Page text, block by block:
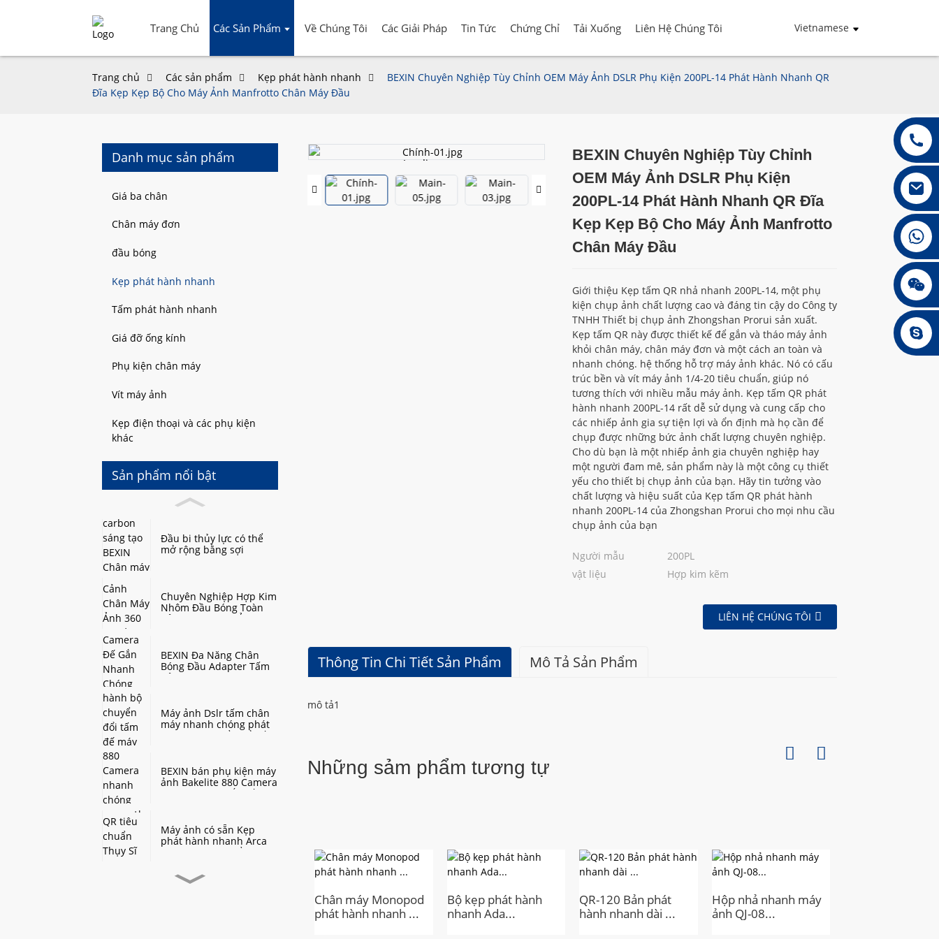
Trang Chủ Các Sản Phẩm Về Chúng Tôi Các Giải Pháp Tin Tức Chứng Chỉ Tải Xuống Liên Hệ Chúng Tôi Vietnamese
+86 13432147367
Trang chủ Các sản phẩm Kẹp phát hành nhanh
BEXIN Chuyên Nghiệp Tùy Chỉnh OEM Máy Ảnh DSLR Phụ Kiện 200PL-14 Phát Hành Nhanh QR
Đĩa Kẹp Kẹp Bộ Cho Máy Ảnh Manfrotto Chân Máy Đầu
Danh mục sản phẩm
Giá ba chân
Chân máy đơn
đầu bóng
Kẹp phát hành nhanh
Tấm phát hành nhanh
Giá đỡ ống kính
Phụ kiện chân máy
Vít máy ảnh
Kẹp điện thoại và các phụ kiện
khác
Sản phẩm nổi bật
Đầu bi thủy lực có thể
mở rộng bằng sợi
ghi âm
Chuyên Nghiệp Hợp Kim
Nhôm Đầu Bóng Toàn
Cảnh Chân Máy Ảnh 360
Thuật Số
BEXIN Đa Năng Chân
Bóng Đầu Adapter Tấm
Bảng Arca Swis Camera
Ảnh Benro Sirui QZSD
Máy ảnh Dslr tấm chân
máy nhanh chóng phát
hành bộ chuyển đổi tấm
sĩ bóng đầu chân máy
BEXIN bán phụ kiện máy
ảnh Bakelite 880 Camera
nhanh chóng gắn tấm
Máy ảnh có sẵn Kẹp
phát hành nhanh Arca
Kẹp QR tiêu chuẩn Thụy
dụng cho máy ảnh kỹ
thuật số DSLR SLR
BEXIN Đa Năng Chân
Loading...
Loading... Loading...
Loading... Loading...
Loading... Loading...
Loading...
BEXIN Chuyên Nghiệp Tùy Chỉnh
OEM Máy Ảnh DSLR Phụ Kiện
200PL-14 Phát Hành Nhanh QR Đĩa
Kẹp Kẹp Bộ Cho Máy Ảnh Manfrotto
Chân Máy Đầu
Giới thiệu Kẹp tấm QR nhả nhanh 200PL-14, một phụ
kiện chụp ảnh chất lượng cao và đáng tin cậy do Công ty
TNHH Thiết bị chụp ảnh Zhongshan Prorui sản xuất.
Kẹp tấm QR này được thiết kế để gắn và tháo máy ảnh
khỏi chân máy, chân máy đơn và một cách an toàn và
nhanh chóng. hệ thống hỗ trợ máy ảnh khác. Nó có cấu
trúc bền và vít máy ảnh 1/4-20 tiêu chuẩn, giúp nó
tương thích với nhiều mẫu máy ảnh. Kẹp tấm QR phát
hành nhanh 200PL-14 rất dễ sử dụng và cung cấp cho
các nhiếp ảnh gia sự tiện lợi và ổn định mà họ cần để
chụp được những bức ảnh chất lượng chuyên nghiệp.
Cho dù bạn là một nhiếp ảnh gia chuyên nghiệp hay
một người đam mê, sản phẩm này là một công cụ thiết
yếu cho thiết bị chụp ảnh của bạn. Hãy tin tưởng vào
chất lượng và hiệu suất của Kẹp tấm QR phát hành
nhanh 200PL-14 của Zhongshan Prorui cho mọi nhu cầu
chụp ảnh của bạn
Người mẫu
200PL
vật liệu
Hợp kim kẽm
LIÊN HỆ CHÚNG TÔI
Thông Tin Chi Tiết Sản Phẩm Mô Tả Sản Phẩm
mô tả1
Những sảm phẩm tương tự
Chân máy Monopod
phát hành nhanh ...
Bộ kẹp phát hành
nhanh Ada...
QR-120 Bản phát
hành nhanh dài ...
Hộp nhả nhanh máy
ảnh QJ-08...